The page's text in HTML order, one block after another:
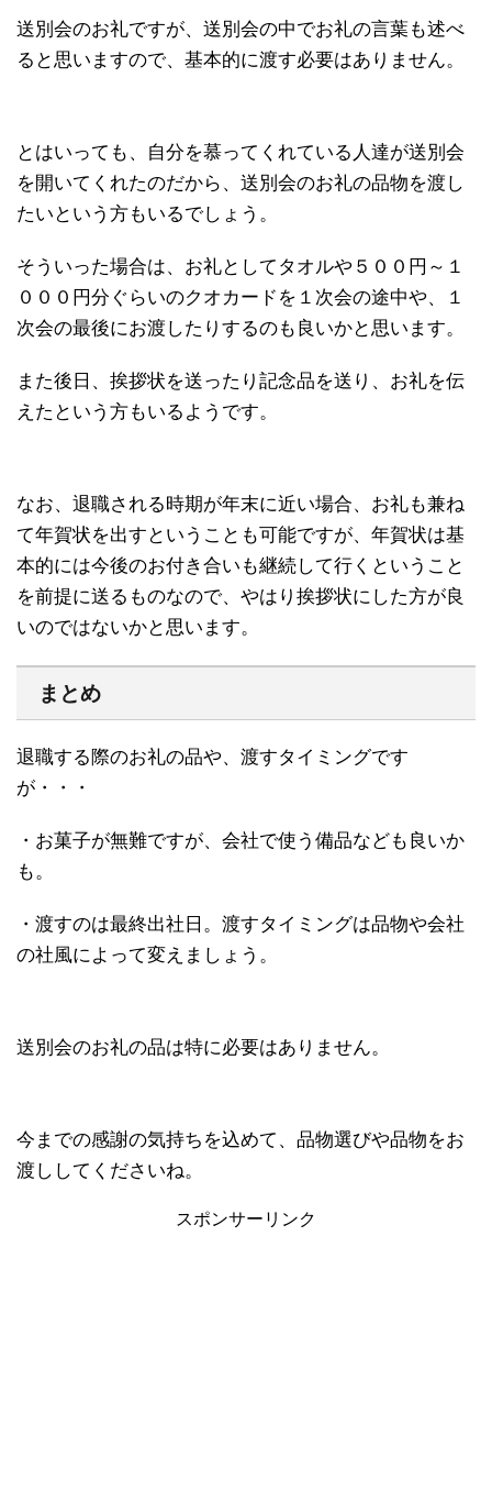
送別会のお礼ですが、送別会の中でお礼の言葉も述べ
ると思いますので、基本的に渡す必要はありません。
とはいっても、自分を慕ってくれている人達が送別会
を開いてくれたのだから、送別会のお礼の品物を渡し
たいという方もいるでしょう。
そういった場合は、お礼としてタオルや５００円～１
０００円分ぐらいのクオカードを１次会の途中や、１
次会の最後にお渡したりするのも良いかと思います。
また後日、挨拶状を送ったり記念品を送り、お礼を伝
えたという方もいるようです。
なお、退職される時期が年末に近い場合、お礼も兼ね
て年賀状を出すということも可能ですが、年賀状は基
本的には今後のお付き合いも継続して行くということ
を前提に送るものなので、やはり挨拶状にした方が良
いのではないかと思います。
まとめ
退職する際のお礼の品や、渡すタイミングです
が・・・
・お菓子が無難ですが、会社で使う備品なども良いか
も。
・渡すのは最終出社日。渡すタイミングは品物や会社
の社風によって変えましょう。
送別会のお礼の品は特に必要はありません。
今までの感謝の気持ちを込めて、品物選びや品物をお
渡ししてくださいね。
スポンサーリンク